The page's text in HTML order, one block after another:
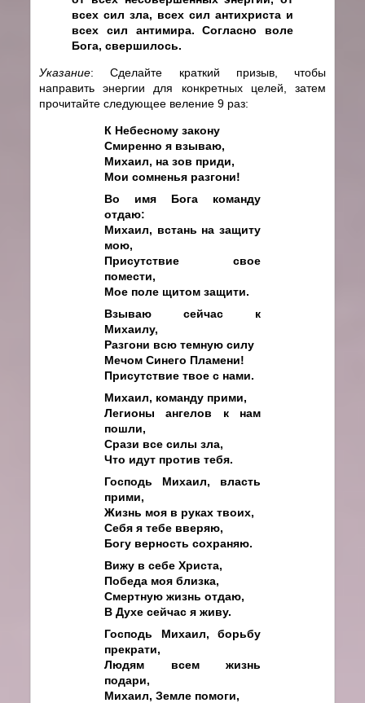
всех сил зла, всех сил антихриста и
всех сил антимира. Согласно воле
Бога, свершилось.
Указание: Сделайте краткий призыв, чтобы
направить энергии для конкретных целей, затем
прочитайте следующее веление 9 раз:
К Небесному закону
Смиренно я взываю,
Михаил, на зов приди,
Мои сомненья разгони!
Во имя Бога команду
отдаю:
Михаил, встань на защиту
мою,
Присутствие свое
помести,
Мое поле щитом защити.
Взываю сейчас к
Михаилу,
Разгони всю темную силу
Мечом Синего Пламени!
Присутствие твое с нами.
Михаил, команду прими,
Легионы ангелов к нам
пошли,
Срази все силы зла,
Что идут против тебя.
Господь Михаил, власть
прими,
Жизнь моя в руках твоих,
Себя я тебе вверяю,
Богу верность сохраняю.
Вижу в себе Христа,
Победа моя близка,
Смертную жизнь отдаю,
В Духе сейчас я живу.
Господь Михаил, борьбу
прекрати,
Людям всем жизнь
подари,
Михаил, Земле помоги,